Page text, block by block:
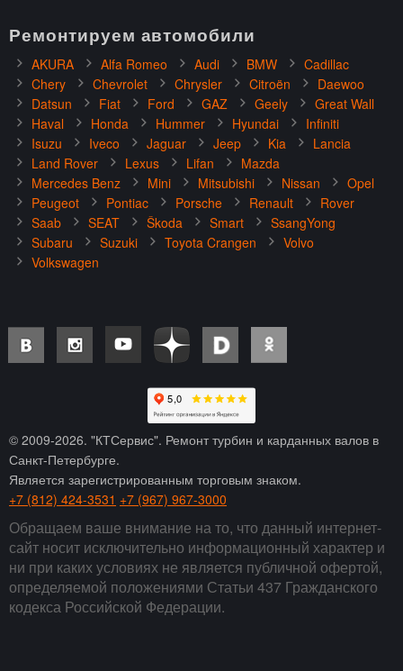
Ремонтируем автомобили
AKURA Alfa Romeo Audi BMW
Cadillac
Chery
Chevrolet Chrysler Citroën
Daewoo
Datsun
Fiat Ford GAZ Geely
Great Wall
Haval
Honda Hummer Hyundai
Infiniti
Isuzu
Iveco Jaguar Jeep Kia
Lancia
Land Rover
Lexus Lifan
Mazda
Mercedes Benz
Mini Mitsubishi Nissan
Opel
Peugeot
Pontiac Porsche Renault
Rover
Saab
SEAT Škoda Smart
SsangYong
Subaru
Suzuki Toyota Crangen
Volvo
Volkswagen
© 2009-2026. "КТСервис". Ремонт турбин и карданных валов в
Санкт-Петербурге.
Является зарегистрированным торговым знаком.
+7 (812) 424-3531 +7 (967) 967-3000
Обращаем ваше внимание на то, что данный интернет-
сайт носит исключительно информационный характер и
ни при каких условиях не является публичной офертой,
определяемой положениями Статьи 437 Гражданского
кодекса Российской Федерации.